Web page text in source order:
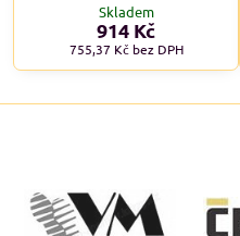
Skladem
914 Kč
755,37 Kč bez DPH